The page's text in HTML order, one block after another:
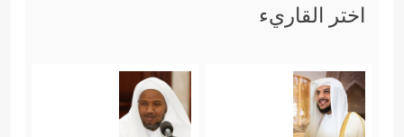
اختر القاريء